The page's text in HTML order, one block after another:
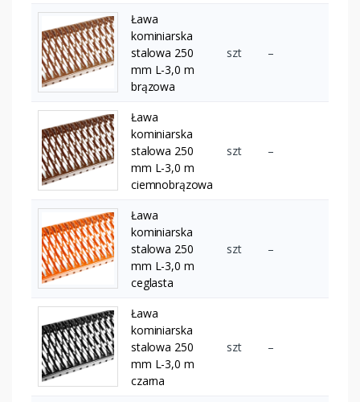
Ława
kominiarska
stalowa 250
mm L-3,0 m
brązowa
szt –
Ława
kominiarska
stalowa 250
mm L-3,0 m
ciemnobrązowa
szt –
Ława
kominiarska
stalowa 250
mm L-3,0 m
ceglasta
szt –
Ława
kominiarska
stalowa 250
mm L-3,0 m
czarna
szt –